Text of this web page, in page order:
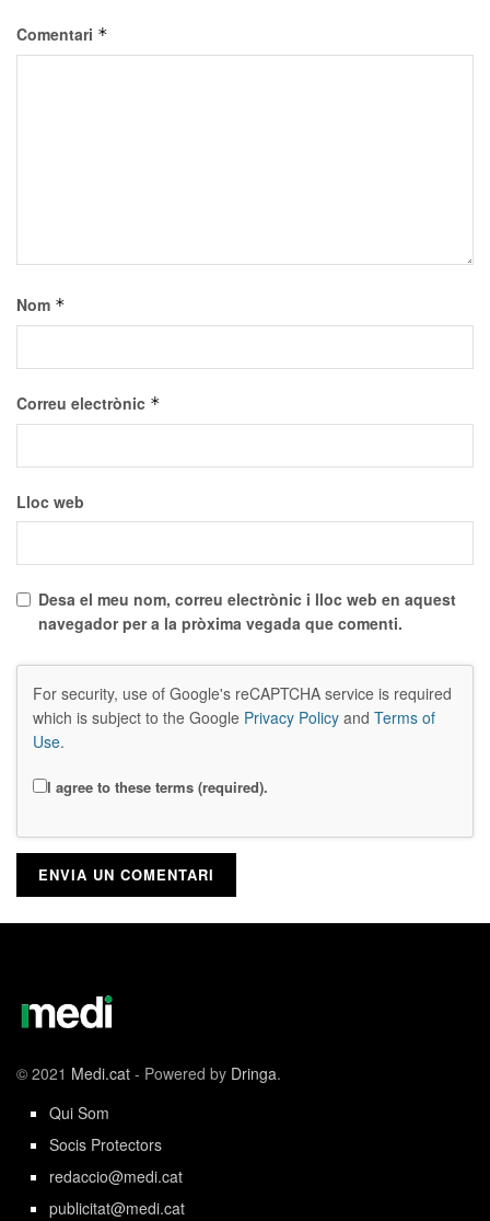
Comentari *
Nom *
Correu electrònic *
Lloc web
Desa el meu nom, correu electrònic i lloc web en aquest
navegador per a la pròxima vegada que comenti.
For security, use of Google's reCAPTCHA service is required
which is subject to the Google Privacy Policy and Terms of
Use.
I agree to these terms (required).
© 2021 Medi.cat - Powered by Dringa.
Qui Som
Socis Protectors
redaccio@medi.cat
publicitat@medi.cat